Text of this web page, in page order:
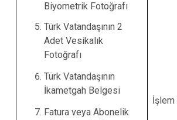
Biyometrik Fotoğrafı
Türk Vatandaşının 2
Adet Vesikalık
Fotoğrafı
Türk Vatandaşının
İkametgah Belgesi
Fatura veya Abonelik
İşlem